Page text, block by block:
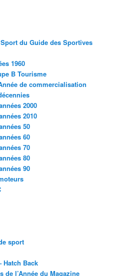
du Guide des Sportives
1960
B Tourisme
de commercialisation
2000
2010
50
60
70
80
90
sport
Hatch Back
de l’Année du Magazine